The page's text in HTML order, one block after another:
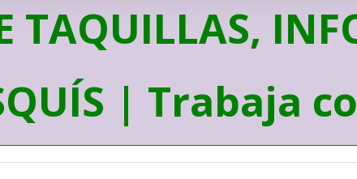
TAQUILLAS,
| Trabaja